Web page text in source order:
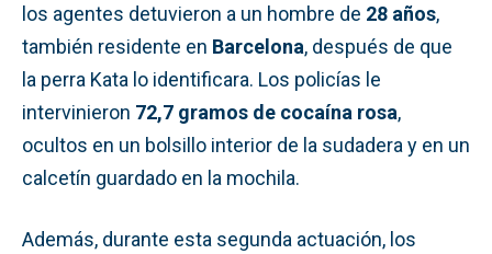
los agentes detuvieron a un hombre de 28 años,
también residente en Barcelona, después de que
la perra Kata lo identificara. Los policías le
intervinieron 72,7 gramos de cocaína rosa,
ocultos en un bolsillo interior de la sudadera y en un
calcetín guardado en la mochila.
Además, durante esta segunda actuación, los